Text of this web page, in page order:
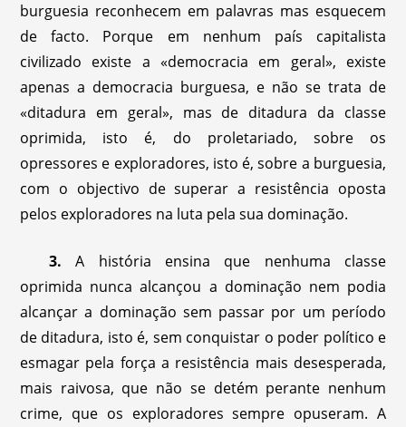
burguesia reconhecem em palavras mas esquecem
de facto. Porque em nenhum país capitalista
civilizado existe a «democracia em geral», existe
apenas a democracia burguesa, e não se trata de
«ditadura em geral», mas de ditadura da classe
oprimida, isto é, do proletariado, sobre os
opressores e exploradores, isto é, sobre a burguesia,
com o objectivo de superar a resistência oposta
pelos exploradores na luta pela sua dominação.
3. A história ensina que nenhuma classe
oprimida nunca alcançou a dominação nem podia
alcançar a dominação sem passar por um período
de ditadura, isto é, sem conquistar o poder político e
esmagar pela força a resistência mais desesperada,
mais raivosa, que não se detém perante nenhum
crime, que os exploradores sempre opuseram. A